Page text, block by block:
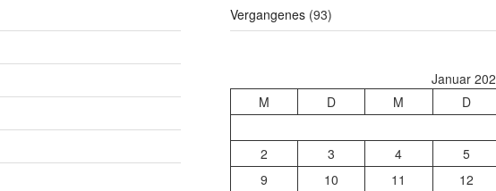
Vergangenes(93)
Januar
M
D M D
2
3 4 5
9
10 11 12